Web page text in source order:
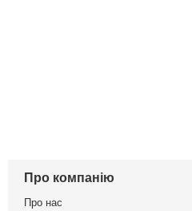
Про компанію
Про нас